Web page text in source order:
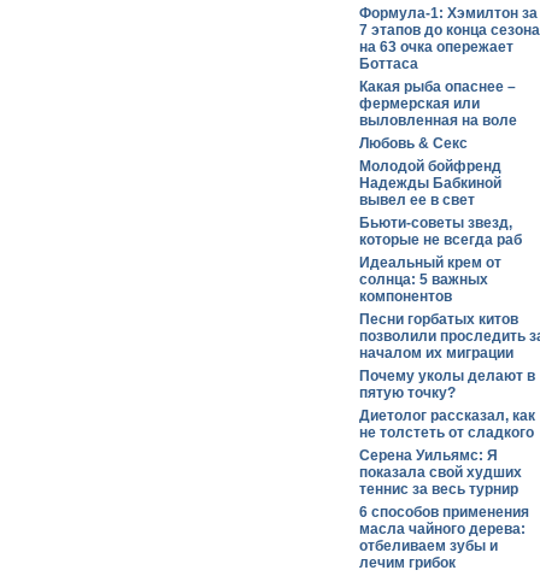
Формула-1: Хэмилтон за
7 этапов до конца сезона
на 63 очка опережает
Боттаса
Какая рыба опаснее –
фермерская или
выловленная на воле
Любовь & Секс
Молодой бойфренд
Надежды Бабкиной
вывел ее в свет
Бьюти-советы звезд,
которые не всегда раб
Идеальный крем от
солнца: 5 важных
компонентов
Песни горбатых китов
позволили проследить
началом их миграции
Почему уколы делают в
пятую точку?
Диетолог рассказал, как
не толстеть от сладкого
Серена Уильямс: Я
показала свой худших
теннис за весь турнир
6 способов применения
масла чайного дерева:
отбеливаем зубы и
лечим грибок